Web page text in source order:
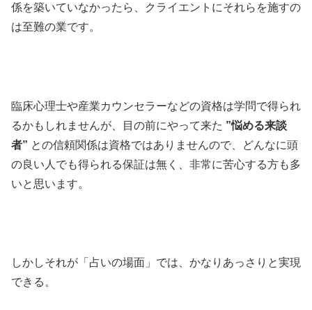
係を築いていなかったら、クライエントにそれらを施すの
は至難の業です。
臨床心理士や産業カウンセラーなどの資格は学問で得られ
るかもしれませんが、目の前にやって来た ”悩める来談
者” との信頼関係は資格ではありませんので、どんなに頭
の良い人でも得られる保証は無く、非常に苦心する方も多
いと思います。
しかしそれが「占いの場面」では、かなりあっさりと実現
できる。